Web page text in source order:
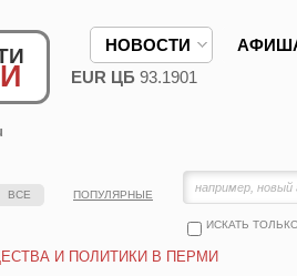
НОВОСТИ
EUR ЦБ 93.1901
ИСКАТЬ
ВСЕ ПОПУЛЯРНЫЕ
И ПОЛИТИКИ В ПЕРМИ